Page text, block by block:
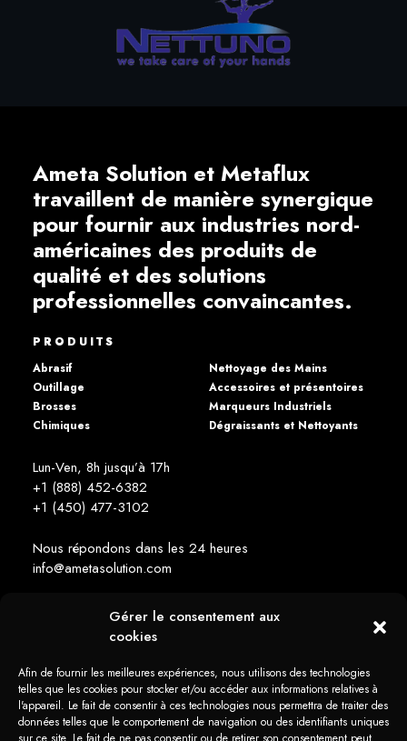
Gérer le consentement aux
cookies
Afin de fournir les meilleures expériences, nous utilisons des technologies
telles que les cookies pour stocker et/ou accéder aux informations relatives à
l'appareil. Le fait de consentir à ces technologies nous permettra de traiter des
données telles que le comportement de navigation ou des identifiants uniques
Ameta Solution et Metaflux
travaillent de manière synergique
pour fournir aux industries nord-
américaines des produits de
qualité et des solutions
professionnelles convaincantes.
PRODUITS
Abrasif
Outillage
Brosses
Chimiques
Nettoyage des Mains
Accessoires et présentoires
Marqueurs Industriels
Dégraissants et Nettoyants
Lun-Ven, 8h jusqu’à 17h
+1 (888) 452-6382
+1 (450) 477­-3102
Nous répondons dans les 24 heures
info@ametasolution.com
RESTEZ INFORMÉ